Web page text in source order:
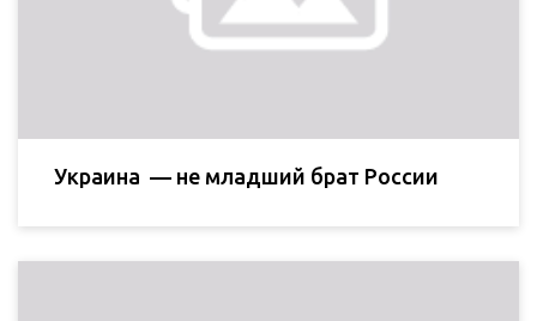
Украина — не младший брат России